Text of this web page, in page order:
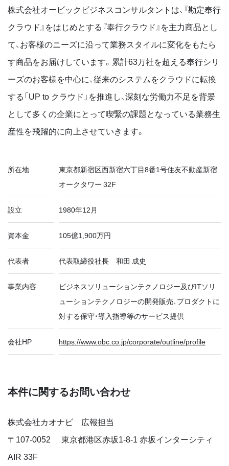
株式会社オービックビジネスコンサルタントは、『勘定奉行
クラウド』をはじめとする『奉行クラウド』を主力商品とし
て、お客様のニーズに沿って業務スタイルに変化をもたら
す商品をお届けしています。累計63万社を超える奉行シリ
ーズのお客様を中心に、従来のシステムをクラウドに転換
する「UP to クラウド」を推進し、深刻な労働力不足を背景
として多くの企業にとって喫緊の課題となっている業務生
産性を飛躍的に向上させていきます。
所在地
東京都新宿区西新宿六丁目8番1号住友不動産新宿
オークタワー 32F
設立 1980年12月
資本金 105億1,900万円
代表者 代表取締役社長 和田 成史
事業内容
ビジネスソリューションテクノロジー及びITソリ
ューションテクノロジーの開発販売、プロダクトに
対する保守・導入指導等のサービス提供
会社HP https://www.obc.co.jp/corporate/outline/profile
本件に関するお問い合わせ
株式会社カオナビ 広報担当
〒 107-0052
東京都港区赤坂1-8-1 赤坂インターシティ
AIR 33F